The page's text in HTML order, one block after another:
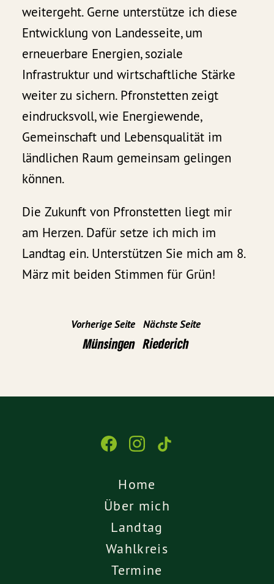
weitergeht. Gerne unterstütze ich diese
Entwicklung von Landesseite, um
erneuerbare Energien, soziale
Infrastruktur und wirtschaftliche Stärke
weiter zu sichern. Pfronstetten zeigt
eindrucksvoll, wie Energiewende,
Gemeinschaft und Lebensqualität im
ländlichen Raum gemeinsam gelingen
können.
Die Zukunft von Pfronstetten liegt mir
am Herzen. Dafür setze ich mich im
Landtag ein. Unterstützen Sie mich am 8.
März mit beiden Stimmen für Grün!
Vorherige Seite
Münsingen
Nächste Seite
Riederich
Home
Über mich
Landtag
Wahlkreis
Termine